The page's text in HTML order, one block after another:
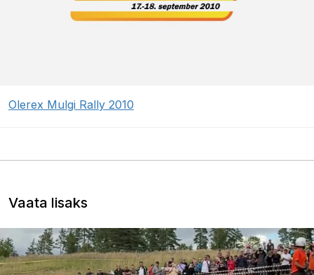
Olerex Mulgi Rally 2010
Vaata lisaks